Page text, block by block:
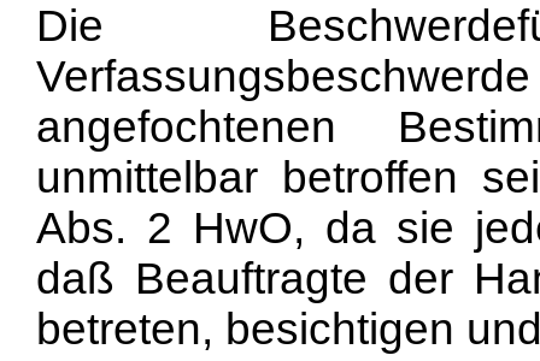
Die
angefochtenen
unmittelbar betroffen
Abs. 2 HwO, da sie
daß Beauftragte der
betreten, besichtigen